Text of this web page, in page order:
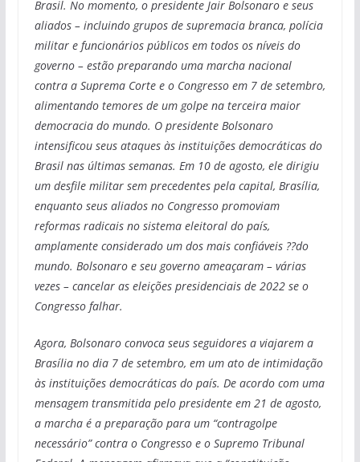
Brasil. No momento, o presidente Jair Bolsonaro e seus
aliados – incluindo grupos de supremacia branca, polícia
militar e funcionários públicos em todos os níveis do
governo – estão preparando uma marcha nacional
contra a Suprema Corte e o Congresso em 7 de setembro,
alimentando temores de um golpe na terceira maior
democracia do mundo. O presidente Bolsonaro
intensificou seus ataques às instituições democráticas do
Brasil nas últimas semanas. Em 10 de agosto, ele dirigiu
um desfile militar sem precedentes pela capital, Brasília,
enquanto seus aliados no Congresso promoviam
reformas radicais no sistema eleitoral do país,
amplamente considerado um dos mais confiáveis ??do
mundo. Bolsonaro e seu governo ameaçaram – várias
vezes – cancelar as eleições presidenciais de 2022 se o
Congresso falhar.
Agora, Bolsonaro convoca seus seguidores a viajarem a
Brasília no dia 7 de setembro, em um ato de intimidação
às instituições democráticas do país. De acordo com uma
mensagem transmitida pelo presidente em 21 de agosto,
a marcha é a preparação para um “contragolpe
necessário” contra o Congresso e o Supremo Tribunal